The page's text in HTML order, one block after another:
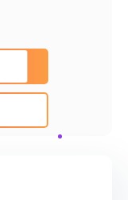
и
ремонт с
а
на